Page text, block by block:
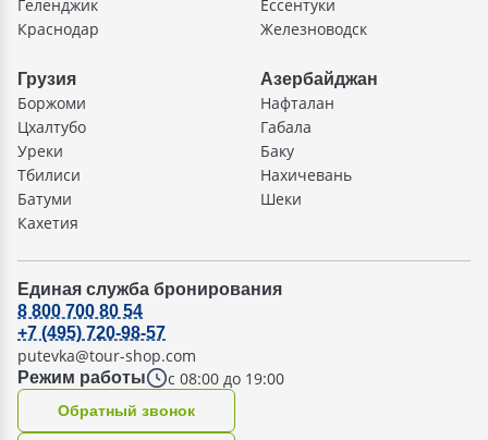
Геленджик
Краснодар
Ессентуки
Железноводск
Грузия
Боржоми
Цхалтубо
Уреки
Тбилиси
Батуми
Кахетия
Азербайджан
Нафталан
Габала
Баку
Нахичевань
Шеки
Единая служба бронирования
Режим работы с 08:00 до 19:00
8 800 700 80 54
+7 (495) 720-98-57
putevka@tour-shop.com
Oбратный звонок